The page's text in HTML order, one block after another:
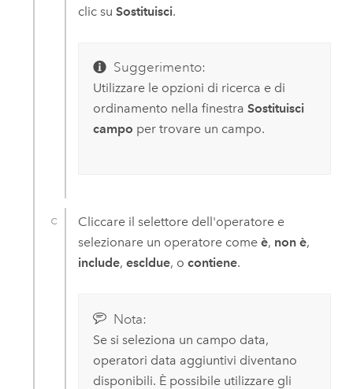
clic suSostituisci.
Suggerimento:
Utilizzare le opzioni di ricerca e di
ordinamento nella finestra Sostituisci
campo per trovare un campo.
Cliccare il selettore dell'operatore e
selezionare un operatore comeè, non è,
include,escldue, ocontiene.
Nota:
Se si seleziona un campo data,
operatori data aggiuntivi diventano
disponibili. È possibile utilizzare gli